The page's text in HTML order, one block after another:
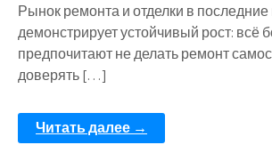
Рынок ремонта и отделки в последние
демонстрирует устойчивый рост: всё
предпочитают не делать ремонт
доверять […]
Читать далее →